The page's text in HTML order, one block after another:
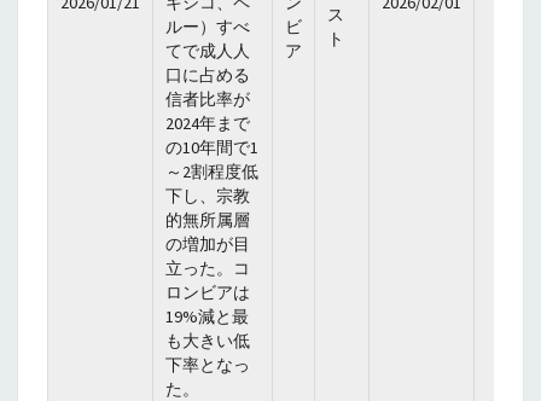
ルー）すべ
てで成人人
口に占める
信者比率が
2024年まで
の10年間で1
～2割程度低
下し、宗教
的無所属層
の増加が目
立った。コ
ロンビアは
19%減と最
も大きい低
下率となっ
た。
ビ
ア
ス
ト